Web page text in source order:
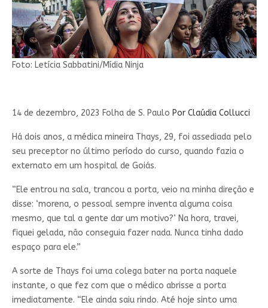
Foto: Letícia Sabbatini/Mídia Ninja
14 de dezembro, 2023 Folha de S. Paulo Por Claúdia Collucci
Há dois anos, a médica mineira Thays, 29, foi assediada pelo
seu preceptor no último período do curso, quando fazia o
externato em um hospital de Goiás.
“Ele entrou na sala, trancou a porta, veio na minha direção e
disse: ‘morena, o pessoal sempre inventa alguma coisa
mesmo, que tal a gente dar um motivo?’ Na hora, travei,
fiquei gelada, não conseguia fazer nada. Nunca tinha dado
espaço para ele.”
A sorte de Thays foi uma colega bater na porta naquele
instante, o que fez com que o médico abrisse a porta
imediatamente. “Ele ainda saiu rindo. Até hoje sinto uma